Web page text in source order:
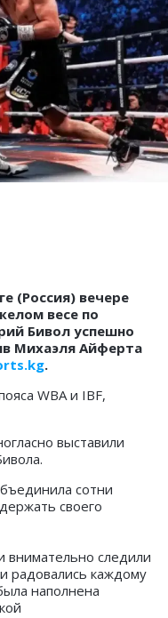
(Россия) вечере
весе по
Бивол успешно
Михаэля Айферта
.
WBA и IBF,
выставили
сотни
своего
внимательно следили
радовались каждому
наполнена